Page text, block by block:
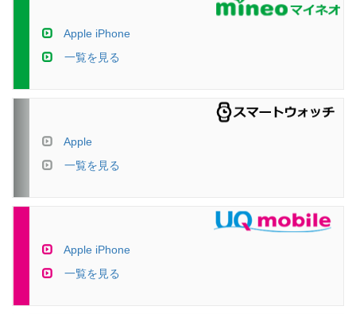
Apple iPhone
一覧を見る
Apple
一覧を見る
Apple iPhone
一覧を見る